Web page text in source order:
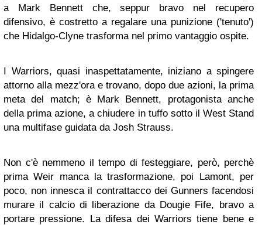
a Mark Bennett che, seppur bravo nel recupero
difensivo, è costretto a regalare una punizione ('tenuto')
che Hidalgo-Clyne trasforma nel primo vantaggio ospite.
I Warriors, quasi inaspettatamente, iniziano a spingere
attorno alla mezz'ora e trovano, dopo due azioni, la prima
meta del match; è Mark Bennett, protagonista anche
della prima azione, a chiudere in tuffo sotto il West Stand
una multifase guidata da Josh Strauss.
Non c'è nemmeno il tempo di festeggiare, però, perchè
prima Weir manca la trasformazione, poi Lamont, per
poco, non innesca il contrattacco dei Gunners facendosi
murare il calcio di liberazione da Dougie Fife, bravo a
portare pressione. La difesa dei Warriors tiene bene e